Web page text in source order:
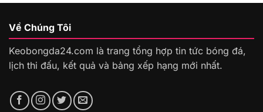
Về Chúng Tôi
Keobongda24.com là trang tổng hợp tin tức bóng đá,
lịch thi đấu, kết quả và bảng xếp hạng mới nhất.